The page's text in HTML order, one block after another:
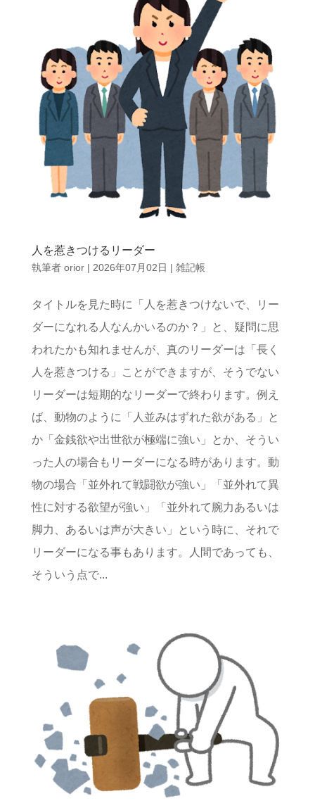
人を惹きつけるリーダー
執筆者 orior| 2026年07月02日 | 雑記帳
タイトルを見た時に「人を惹きつけないで、リー
ダーになれる人なんかいるのか？」と、疑問に思
われたかも知れませんが、真のリーダーは「長く
人を惹きつける」ことができますが、そうでない
リーダーは短期的なリーダーで終わります。例え
ば、動物のように「人並みはずれた欲がある」と
か「金銭欲や出世欲が極端に強い」とか、そうい
った人の場合もリーダーになる時があります。動
物の場合「並外れて戦闘欲が強い」「並外れて異
性に対する欲望が強い」「並外れて腕力あるいは
脚力、あるいは声が大きい」という時に、それで
リーダーになる事もあります。人間であっても、
そういう点で...